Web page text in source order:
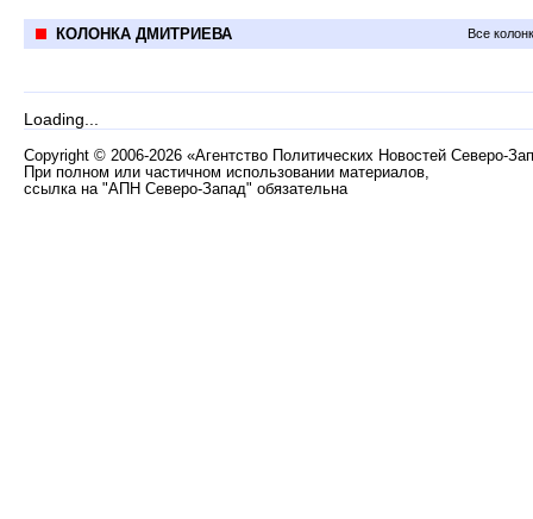
КОЛОНКА ДМИТРИЕВА Все
Loading...
Copyright © 2006-2026 «Агентство Политических Новостей Северо-
При полном или частичном использовании материалов,
ссылка на "АПН Северо-Запад" обязательна